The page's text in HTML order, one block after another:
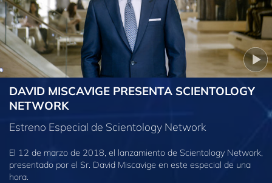
DAVID MISCAVIGE PRESENTA SCIENTOLOGY
NETWORK
Estreno Especial de Scientology Network
El 12 de marzo de 2018, el lanzamiento de Scientology Network,
presentado por el Sr. David Miscavige en este especial de una
hora.